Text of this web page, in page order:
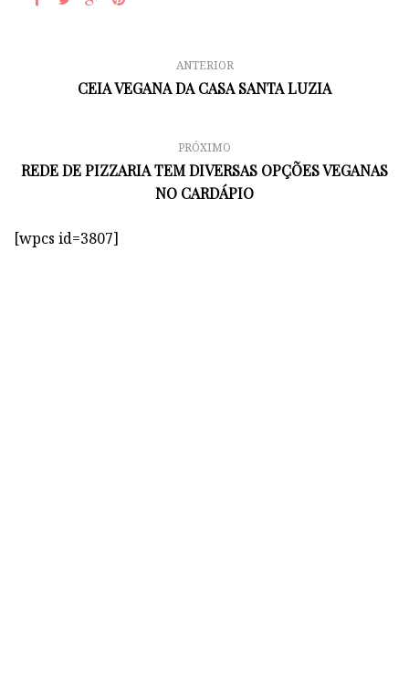
ANTERIOR
CEIA VEGANA DA CASA SANTA LUZIA
PRÓXIMO
REDE DE PIZZARIA TEM DIVERSAS OPÇÕES VEGANAS
NO CARDÁPIO
[wpcs id=3807]